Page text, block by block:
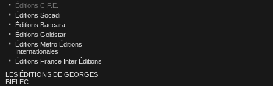
Éditions C.F.E.
Éditions Socadi
Éditions Baccara
Éditions Goldstar
Éditions Metro Éditions
Internationales
Éditions France Inter Éditions
LES ÉDITIONS DE GEORGES
BIELEC